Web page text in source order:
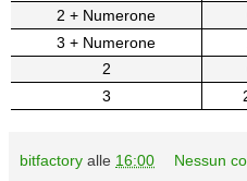
2 + Numerone
3 + Numerone
2
3
bitfactory alle 16:00 Nessun